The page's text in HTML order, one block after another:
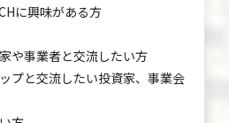
に興味がある方
や事業者と交流したい方
プと交流したい投資家、事業会